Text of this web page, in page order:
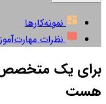
نمونه‌کارها
نظرات
برای یک
هست